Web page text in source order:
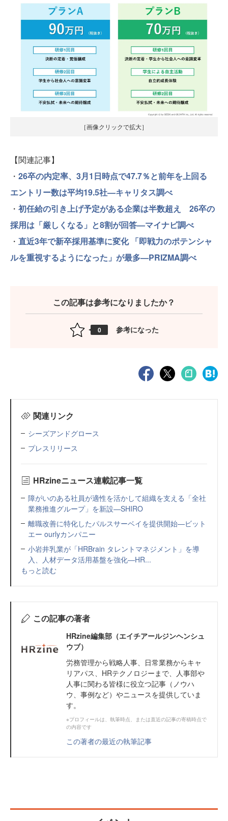
［画像クリックで拡大］
【関連記事】
・ 26卒の内定率、3月1日時点で47.7％と前年を上回る
エントリー数は平均19.5社—キャリタス調べ
・ 初任給の引き上げ予定がある企業は半数超え 26卒の
採用は「厳しくなる」と8割が回答—マイナビ調べ
・ 直近3年で新卒採用基準に変化 「即戦力のポテンシャ
ルを重視するようになった」が最多—PRIZMA調べ
この記事は参考になりましたか？
0 参考になった
関連リンク
シーズアンドグロース
プレスリリース
HRzineニュース連載記事一覧
障がいのある社員が適性を活かして組織を支える「全社
業務推進グループ」を新設—SHIRO
離職改善に特化したパルスサーベイを提供開始—ビット
エー ourlyカンパニー
小岩井乳業が「HRBrain タレントマネジメント」を導
入、人材データ活用基盤を強化—HR...
もっと読む
この記事の著者
HRzine編集部（エイチアールジンヘンシュ
ウブ）
労務管理から戦略人事、日常業務からキャ
リアパス、HRテクノロジーまで、人事部や
人事に関わる皆様に役立つ記事（ノウハ
ウ、事例など）やニュースを提供していま
す。
※プロフィールは、執筆時点、または直近の記事の寄稿時点で
の内容です
この著者の最近の執筆記事